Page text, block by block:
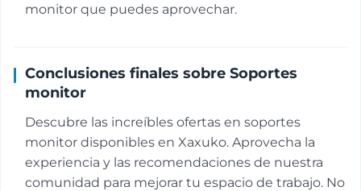
monitor que puedes aprovechar.
Conclusiones finales sobre Soportes
monitor
Descubre las increíbles ofertas en soportes
monitor disponibles en Xaxuko. Aprovecha la
experiencia y las recomendaciones de nuestra
comunidad para mejorar tu espacio de trabajo. No